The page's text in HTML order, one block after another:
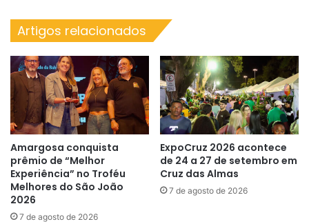
das
Almas
Artigos relacionados
Amargosa conquista
prêmio de “Melhor
Experiência” no Troféu
Melhores do São João
2026
7 de agosto de 2026
ExpoCruz 2026 acontece
de 24 a 27 de setembro em
Cruz das Almas
7 de agosto de 2026